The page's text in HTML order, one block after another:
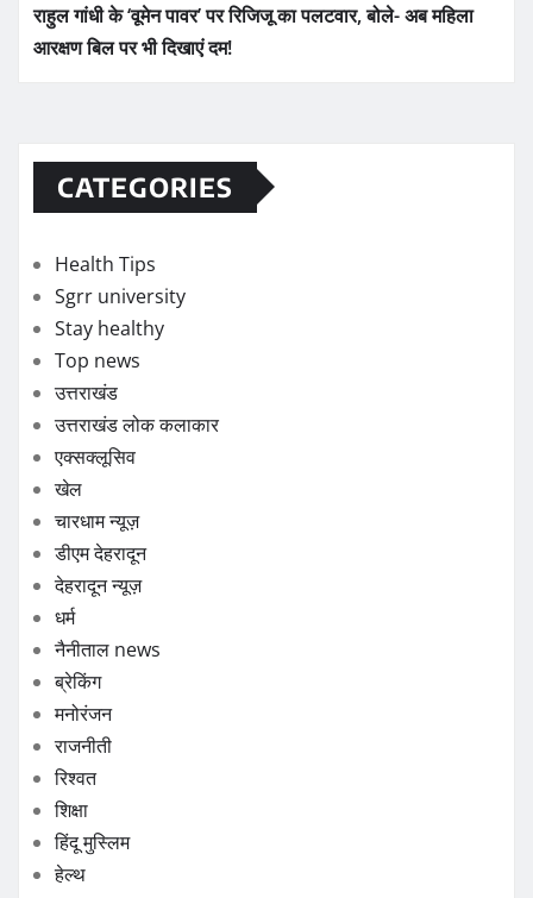
राहुल गांधी के ‘वूमेन पावर’ पर रिजिजू का पलटवार, बोले- अब महिला
आरक्षण बिल पर भी दिखाएं दम!
CATEGORIES
Health Tips
Sgrr university
Stay healthy
Top news
उत्तराखंड
उत्तराखंड लोक कलाकार
एक्सक्लूसिव
खेल
चारधाम न्यूज़
डीएम देहरादून
देहरादून न्यूज़
धर्म
नैनीताल news
ब्रेकिंग
मनोरंजन
राजनीती
रिश्वत
शिक्षा
हिंदू मुस्लिम
हेल्थ